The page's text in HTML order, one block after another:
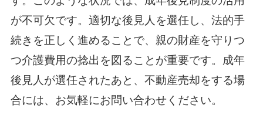
が不可欠です。適切な後見人を選任し、法的手
続きを正しく進めることで、親の財産を守りつ
つ介護費用の捻出を図ることが重要です。成年
後見人が選任されたあと、不動産売却をする場
合には、お気軽にお問い合わせください。